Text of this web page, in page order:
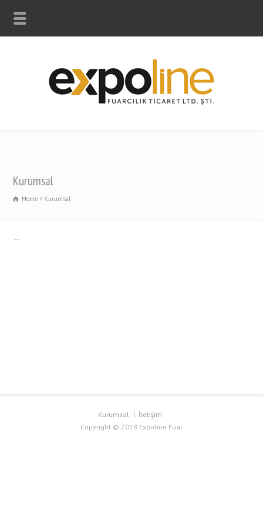
Kurumsal
Home Kurumsal
—
Kurumsal
İletişim
Copyright © 2018 Expoline Fuar